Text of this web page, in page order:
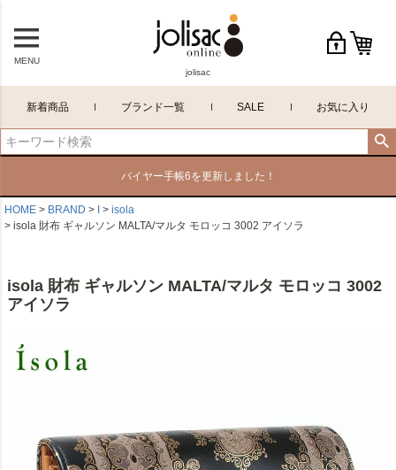
MENU
jolisac
新着商品 ブランド一覧 SALE お気に入り
バイヤー手帳6を更新しました！
HOME BRAND
isola
isola 財布 ギャルソン MALTA/マルタ モロッコ 3002 アイソラ
isola 財布 ギャルソン MALTA/マルタ モロッコ 3002
アイソラ